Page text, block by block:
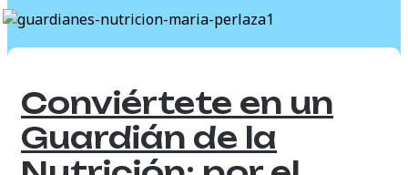
Conviértete en un
Guardián de la